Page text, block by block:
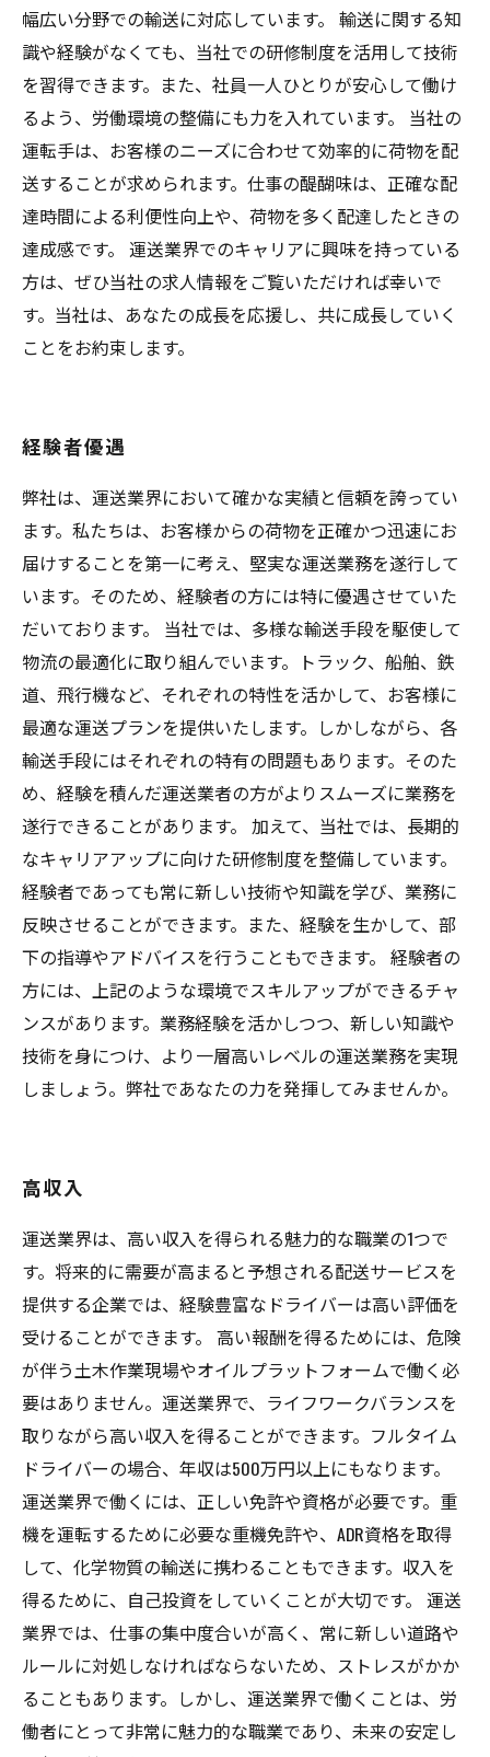
幅広い分野での輸送に対応しています。 輸送に関する知
識や経験がなくても、当社での研修制度を活用して技術
を習得できます。また、社員一人ひとりが安心して働け
るよう、労働環境の整備にも力を入れています。 当社の
運転手は、お客様のニーズに合わせて効率的に荷物を配
送することが求められます。仕事の醍醐味は、正確な配
達時間による利便性向上や、荷物を多く配達したときの
達成感です。 運送業界でのキャリアに興味を持っている
方は、ぜひ当社の求人情報をご覧いただければ幸いで
す。当社は、あなたの成長を応援し、共に成長していく
ことをお約束します。
経験者優遇
弊社は、運送業界において確かな実績と信頼を誇ってい
ます。私たちは、お客様からの荷物を正確かつ迅速にお
届けすることを第一に考え、堅実な運送業務を遂行して
います。そのため、経験者の方には特に優遇させていた
だいております。 当社では、多様な輸送手段を駆使して
物流の最適化に取り組んでいます。トラック、船舶、鉄
道、飛行機など、それぞれの特性を活かして、お客様に
最適な運送プランを提供いたします。しかしながら、各
輸送手段にはそれぞれの特有の問題もあります。そのた
め、経験を積んだ運送業者の方がよりスムーズに業務を
遂行できることがあります。 加えて、当社では、長期的
なキャリアアップに向けた研修制度を整備しています。
経験者であっても常に新しい技術や知識を学び、業務に
反映させることができます。また、経験を生かして、部
下の指導やアドバイスを行うこともできます。 経験者の
方には、上記のような環境でスキルアップができるチャ
ンスがあります。業務経験を活かしつつ、新しい知識や
技術を身につけ、より一層高いレベルの運送業務を実現
しましょう。弊社であなたの力を発揮してみませんか。
高収入
運送業界は、高い収入を得られる魅力的な職業の1つで
す。将来的に需要が高まると予想される配送サービスを
提供する企業では、経験豊富なドライバーは高い評価を
受けることができます。 高い報酬を得るためには、危険
が伴う土木作業現場やオイルプラットフォームで働く必
要はありません。運送業界で、ライフワークバランスを
取りながら高い収入を得ることができます。フルタイム
ドライバーの場合、年収は500万円以上にもなります。
運送業界で働くには、正しい免許や資格が必要です。重
機を運転するために必要な重機免許や、ADR資格を取得
して、化学物質の輸送に携わることもできます。収入を
得るために、自己投資をしていくことが大切です。 運送
業界では、仕事の集中度合いが高く、常に新しい道路や
ルールに対処しなければならないため、ストレスがかか
ることもあります。しかし、運送業界で働くことは、労
働者にとって非常に魅力的な職業であり、未来の安定し